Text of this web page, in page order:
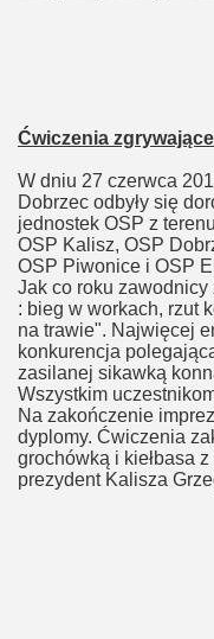
Ćwiczenia
W dniu 27 czerwca
Dobrzec odbyły się
jednostek OSP z
OSP Kalisz, OSP
OSP Piwonice i OSP
Jak co roku
: bieg w workach, rzut
na trawie". Najwięcej
konkurencja
zasilanej sikawką
Wszystkim
Na zakończenie
dyplomy. Ćwiczenia
grochówką i kiełbasa
prezydent Kalisza